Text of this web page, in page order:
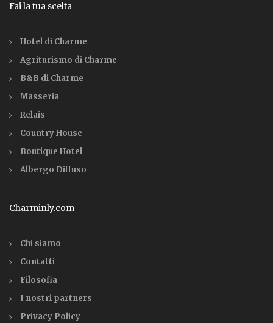
Fai la tua scelta
Hotel di Charme
Agriturismo di Charme
B&B di Charme
Masseria
Relais
Country House
Boutique Hotel
Albergo Diffuso
Charminly.com
Chi siamo
Contatti
Filosofia
I nostri partners
Privacy Policy